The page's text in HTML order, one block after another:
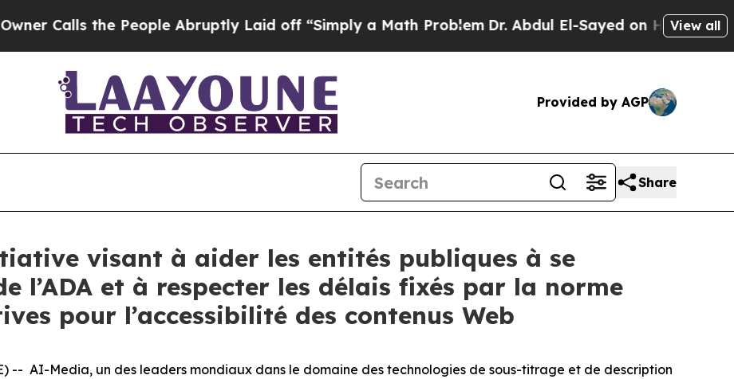
the People Abruptly Laid off “Simply a Math Problem Dr. Abdul El-Sayed on Historic Michigan
View all
Provided by AGP
Share
visant à aider les entités publiques à se
l’ADA et à respecter les délais fixés par la norme
pour l’accessibilité des contenus Web
-- AI-Media, un des leaders mondiaux dans le domaine des technologies de sous-titrage et de description